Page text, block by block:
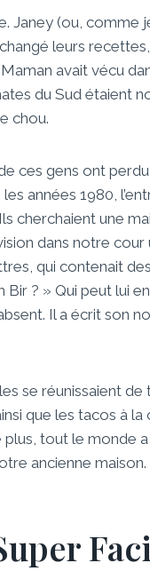
Janey (ou, comme
leurs
avait vécu
du Sud étaient
chou.
ces gens ont
années 1980,
cherchaient une
dans notre cour
qui contenait
? » Qui peut lui
Il a écrit son
se réunissaient
que les tacos à
tout le monde
ancienne maison.